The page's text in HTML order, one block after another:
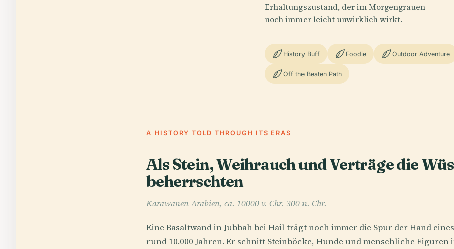
Erhaltungszustand, der im Morgengrauen
noch immer leicht unwirklich wirkt.
History Buff Foodie Outdoor Adventure
Off the Beaten Path
A HISTORY TOLD THROUGH ITS ERAS
Als Stein, Weihrauch und Verträge die
beherrschten
Karawanen-Arabien, ca. 10000 v. Chr.-300 n. Chr.
Eine Basaltwand in Jubbah bei Hail trägt noch immer die Spur der Hand
rund 10.000 Jahren. Er schnitt Steinböcke, Hunde und menschliche Figuren